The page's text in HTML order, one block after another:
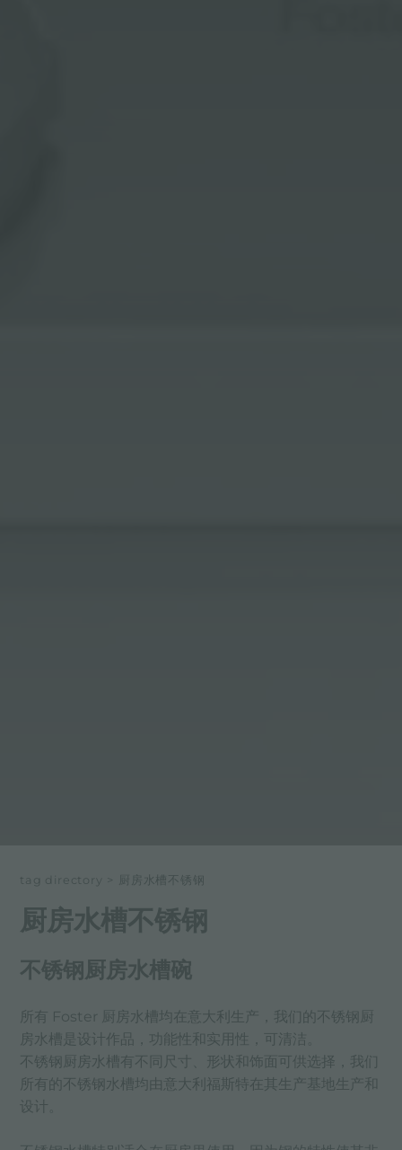
tag directory > 厨房水槽不锈钢
厨房水槽不锈钢
不锈钢厨房水槽碗
所有 Foster 厨房水槽均在意大利生产，我们的不锈钢厨
房水槽是设计作品，功能性和实用性，可清洁。
不锈钢厨房水槽有不同尺寸、形状和饰面可供选择，我们
所有的不锈钢水槽均由意大利福斯特在其生产基地生产和
设计。